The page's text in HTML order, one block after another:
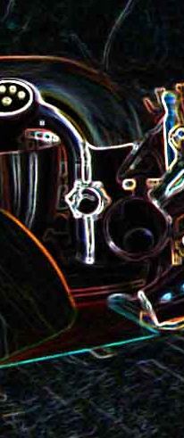
Cake à la rhubarbe
Tatin de tomates cerises à la